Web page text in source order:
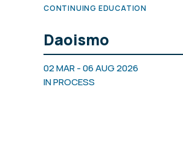
CONTINUING EDUCATION
Daoismo
02 MAR - 06 AUG 2026
IN PROCESS